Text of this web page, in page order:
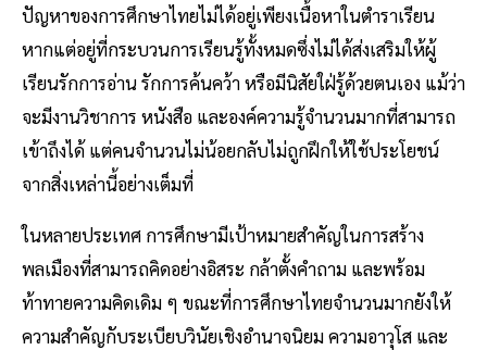
ปัญหาของการศึกษาไทยไม่ได้อยู่เพียงเนื้อหาในตำราเรียน
หากแต่อยู่ที่กระบวนการเรียนรู้ทั้งหมดซึ่งไม่ได้ส่งเสริมให้ผู้
เรียนรักการอ่าน รักการค้นคว้า หรือมีนิสัยใฝ่รู้ด้วยตนเอง แม้ว่า
จะมีงานวิชาการ หนังสือ และองค์ความรู้จำนวนมากที่สามารถ
เข้าถึงได้ แต่คนจำนวนไม่น้อยกลับไม่ถูกฝึกให้ใช้ประโยชน์
จากสิ่งเหล่านี้อย่างเต็มที่
ในหลายประเทศ การศึกษามีเป้าหมายสำคัญในการสร้าง
พลเมืองที่สามารถคิดอย่างอิสระ กล้าตั้งคำถาม และพร้อม
ท้าทายความคิดเดิม ๆ ขณะที่การศึกษาไทยจำนวนมากยังให้
ความสำคัญกับระเบียบวินัยเชิงอำนาจนิยม ความอาวุโส และ